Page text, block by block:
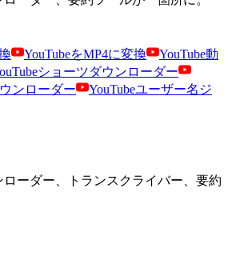
YouTubeをMP4に変換
YouTube動
ショーツダウンローダー
ンローダー
YouTubeユーザー名ジ
ーダー、トランスクライバー、要約